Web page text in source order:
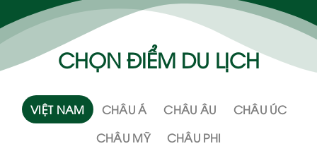
CHỌN ĐIỂM DU LỊCH
VIỆT NAM CHÂU Á CHÂU ÂU
CHÂU ÚC
CHÂU MỸ
CHÂU PHI